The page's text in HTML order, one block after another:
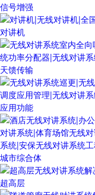
信号增强
对讲机
天馈传输
应用功能
城市综合体
超高层